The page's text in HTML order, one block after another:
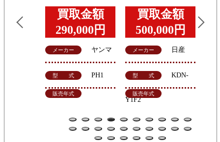
額
円
買取金額
250,000円
メーカー 丸山製
作所型 式 HNJ-72
販売年式
買取金額
350,000円
メーカー ヤンマ
－ 型 式 CL150
販売年式
1 2 3 4 5 6 7 8 9
10
11
12 13 14 15 16 17 18 19
20